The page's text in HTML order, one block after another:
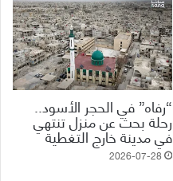
“رفاه” في الحجر الأسود..
رحلة بحث عن منزل تنتهي
في مدينة خارج التغطية
2026-07-28